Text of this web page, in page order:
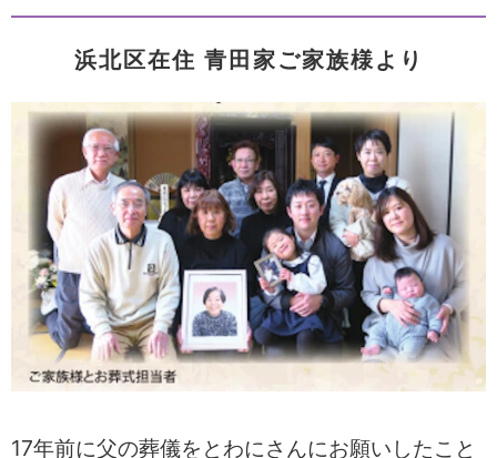
浜北区在住 青田家ご家族様より
17年前に父の葬儀をとわにさんにお願いしたこと